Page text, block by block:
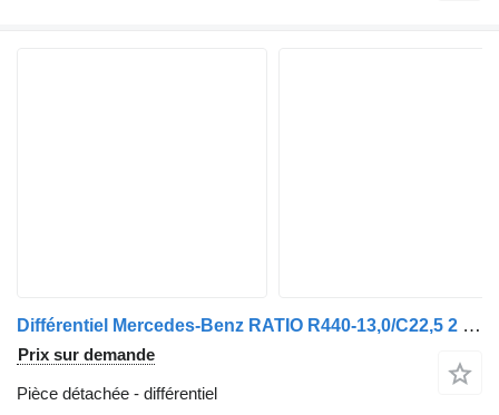
Différentiel Mercedes-Benz RATIO R440-13,0/C22,5 2 733 746.301 ACTROS MP 4 1845 EURO 6 pour camion
Prix sur demande
Pièce détachée - différentiel